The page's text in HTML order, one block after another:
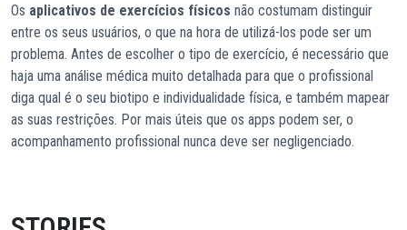
Os aplicativos de exercícios físicos não costumam distinguir
entre os seus usuários, o que na hora de utilizá-los pode ser um
problema. Antes de escolher o tipo de exercício, é necessário que
haja uma análise médica muito detalhada para que o profissional
diga qual é o seu biotipo e individualidade física, e também mapear
as suas restrições. Por mais úteis que os apps podem ser, o
acompanhamento profissional nunca deve ser negligenciado.